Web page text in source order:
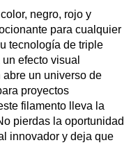
negro, rojo y
para cualquier
tecnología de triple
efecto visual
un universo de
proyectos
filamento lleva la
pierdas la oportunidad
innovador y deja que